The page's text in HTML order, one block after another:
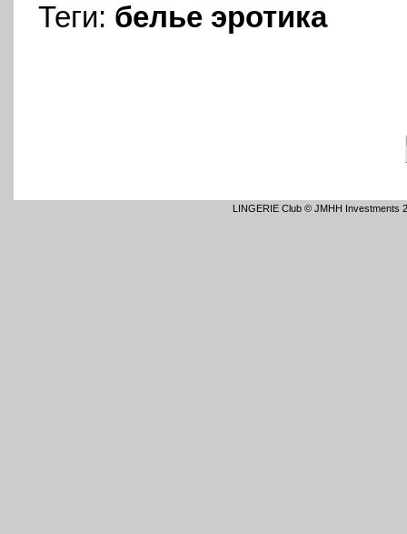
Теги: белье эротика
LINGERIE Club © JMHH Investments